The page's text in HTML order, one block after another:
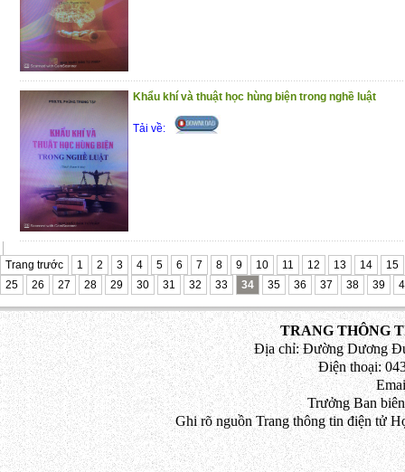
Khẩu khí và thuật học hùng biện trong nghề luật
Tải về:
Trang trước 1 2 3 4 5 6 7 8 9 10 11 12 13 14
15
25
26 27 28 29 30 31 32 33 34 35 36 37 38 39
TRANG THÔNG
Địa chỉ: Đường Dương
Điện thoại:
Trưởng Ban
Ghi rõ nguồn Trang thông tin điện tử